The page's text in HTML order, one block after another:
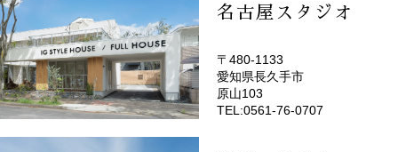
名古屋スタジオ
(EMOTOP名古屋)
〒480-1133
愛知県長久手市
原山103
TEL:0561-76-0707